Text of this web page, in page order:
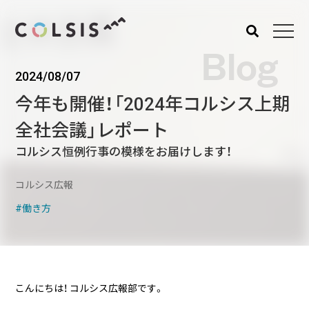
About us
コルシスについて
Service
サービス
ウェブサイト･システム構
Works Blog
Blog
2024/08/07
今年も開催！「2024年コルシス上期
全社会議」レポート
コルシス恒例行事の模様をお届けします！
コルシス広報
働き方
こんにちは！ コルシス広報部です。